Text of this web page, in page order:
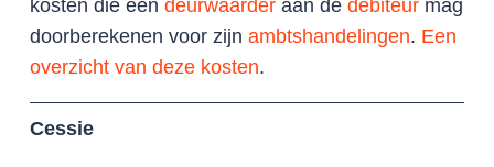
kosten die een deurwaarder aan de debiteur mag
doorberekenen voor zijn ambtshandelingen. Een
overzicht van deze kosten.
Cessie